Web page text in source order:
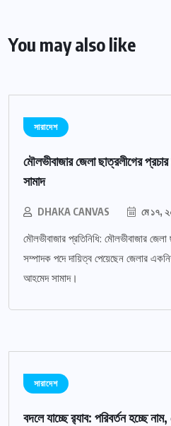
You may also like
সারাদেশ
মৌলভীবাজার জেলা ছাত্রলীগের
সামাদ
DHAKA CANVAS মে ১৭,
মৌলভীবাজার প্রতিনিধি: মৌলভীবাজার
সম্পাদক পদে দায়িত্ব পেয়েছেন জেলার
আহমেদ সামাদ।
সারাদেশ
বদলে যাচ্ছে র‌্যাব: পরিবর্তন হচ্ছে